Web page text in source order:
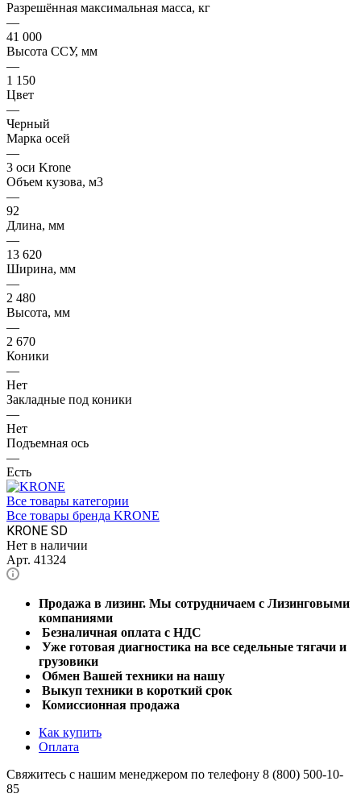
Разрешённая максимальная масса, кг
—
41 000
Высота ССУ, мм
—
1 150
Цвет
—
Черный
Марка осей
—
3 оси Krone
Объем кузова, м3
—
92
Длина, мм
—
13 620
Ширина, мм
—
2 480
Высота, мм
—
2 670
Коники
—
Нет
Закладные под коники
—
Нет
Подъемная ось
—
Есть
Все товары категории
Все товары бренда KRONE
KRONE SD
Нет в наличии
Арт. 41324
Продажа в лизинг. Мы сотрудничаем с Лизинговыми
компаниями
Безналичная оплата с НДС
Уже готовая диагностика на все седельные тягачи и
грузовики
Обмен Вашей техники на нашу
Выкуп техники в короткий срок
Комиссионная продажа
Как купить
Оплата
Свяжитесь с нашим менеджером по телефону 8 (800) 500-10-
85